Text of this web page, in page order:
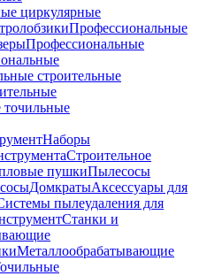
циркулярные
Профессиональные
Профессиональные
строительные
Наборы
Строительное
пушкиПылесосы
ДомкратыАксессуары для
пылеудаления для
Станки и
Металлообрабатывающие